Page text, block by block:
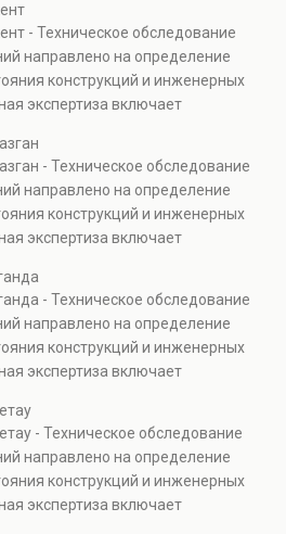
эксплуатационной безопасности.
при покупке недвижимости,
и реконструкции объектов, а
разбирательствах и технических
- Техническое обследование
направлено на определение
конструкций и инженерных
экспертиза включает
эксплуатационной безопасности.
при покупке недвижимости,
и реконструкции объектов, а
разбирательствах и технических
- Техническое обследование
направлено на определение
конструкций и инженерных
экспертиза включает
эксплуатационной безопасности.
при покупке недвижимости,
и реконструкции объектов, а
разбирательствах и технических
- Техническое обследование
направлено на определение
конструкций и инженерных
экспертиза включает
эксплуатационной безопасности.
при покупке недвижимости,
и реконструкции объектов, а
разбирательствах и технических
- Техническое обследование
направлено на определение
конструкций и инженерных
экспертиза включает